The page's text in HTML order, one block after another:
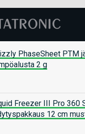
PhaseSheet PTM
2 g
Freezer III Pro 360
12 cm